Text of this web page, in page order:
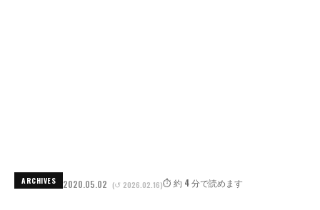
ARCHIVES 2020.05.02 (↺ 2026.02.16)⏱️ 約 4 分で読めます